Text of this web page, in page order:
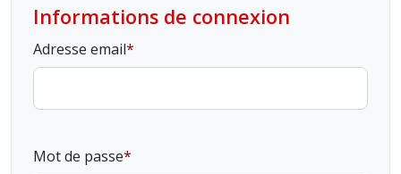
Informations de connexion
Adresse email
Mot de passe